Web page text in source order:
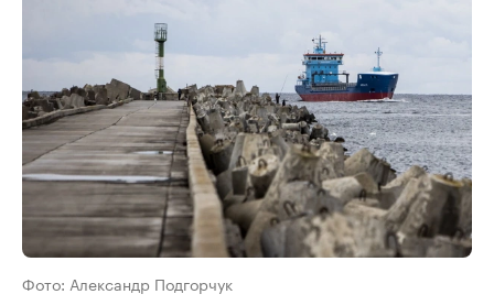
Фото: Александр Подгорчук